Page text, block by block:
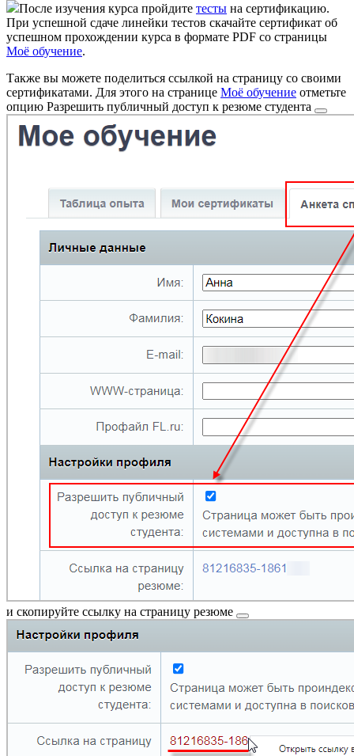
После изучения курса пройдите тесты на сертификацию.
При успешной сдаче линейки тестов скачайте сертификат об
успешном прохождении курса в формате PDF со страницы
Моё обучение.
Также вы можете поделиться ссылкой на страницу со своими
сертификатами. Для этого на странице Моё обучение отметьте
опцию Разрешить публичный доступ к резюме студента
и скопируйте ссылку на страницу резюме